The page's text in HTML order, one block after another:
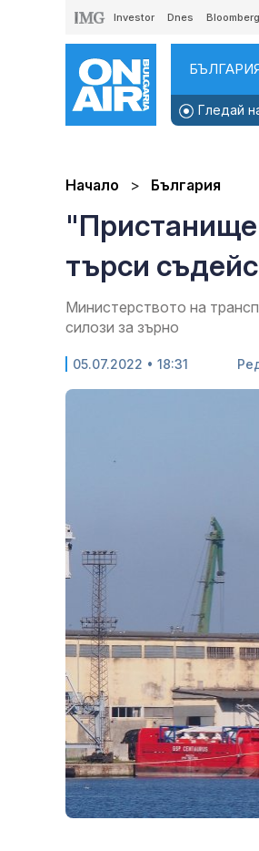
Investor Dnes
Гледай
Начало България
търси
Министерството на
силози за зърно
05.07.2022 • 18:31